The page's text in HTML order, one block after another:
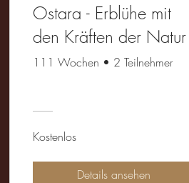
Ostara - Erblühe mit
den Kräften der Natur
111 Wochen • 2 Teilnehmer
Kostenlos
Details ansehen